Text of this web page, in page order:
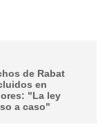
de Rabat
en
"La ley
a caso"